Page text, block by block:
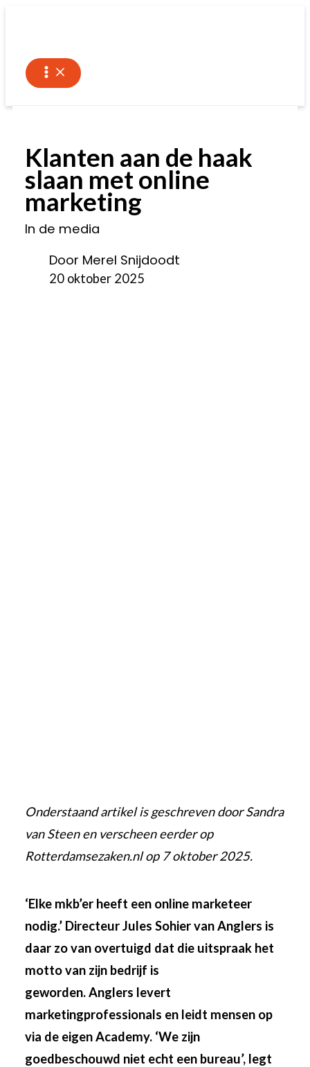
inhoud
Klanten aan de haak
slaan met online
marketing
In de media
Door Merel Snijdoodt
20 oktober 2025
Onderstaand artikel is geschreven door Sandra
van Steen en verscheen eerder op
Rotterdamsezaken.nl op 7 oktober 2025.
‘Elke mkb’er heeft een online marketeer
nodig.’ Directeur Jules Sohier van Anglers is
daar zo van overtuigd dat die uitspraak het
motto van zijn bedrijf is
geworden. Anglers levert
marketingprofessionals en leidt mensen op
via de eigen Academy. ‘We zijn
goedbeschouwd niet echt een bureau’, legt